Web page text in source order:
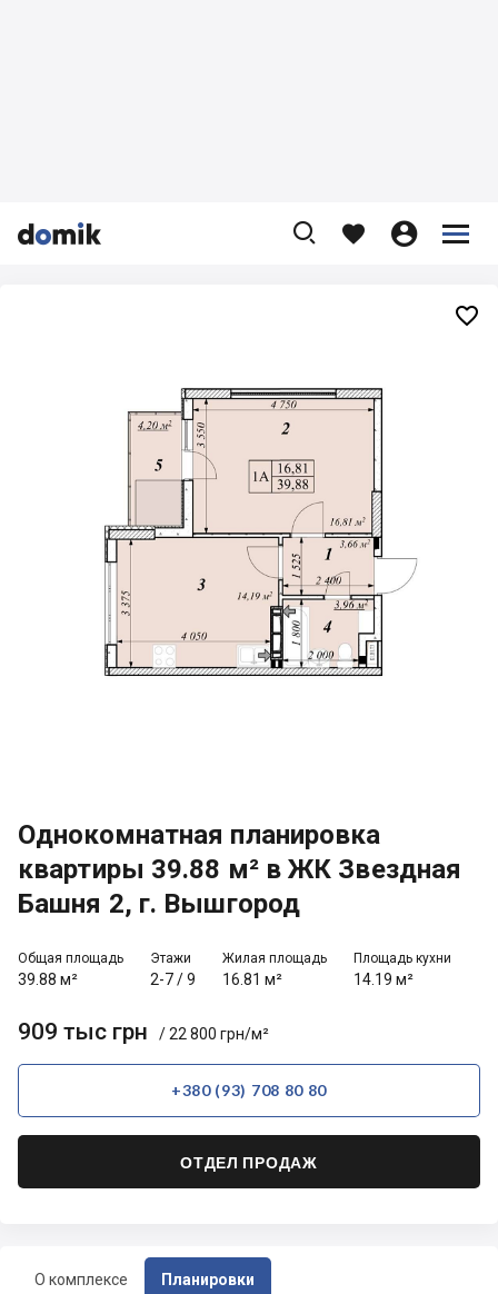


    


О комплексе Планировки
Однокомнатная планировка
квартиры 39.88 м² в ЖК Звездная
Башня 2, г. Вышгород
Общая площадь
39.88 м²
Этажи
2-7/9
Жилая площадь
16.81 м²
Площадь кухни
14.19 м²
909 тыс грн / 22 800 грн/м²
+380 (93) 708 80 80
ОТДЕЛ ПРОДАЖ
